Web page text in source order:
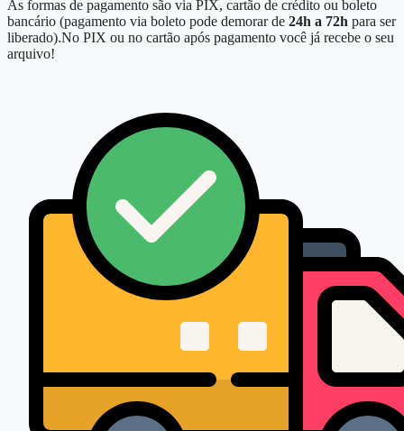
As formas de pagamento são via PIX, cartão de crédito ou boleto
bancário (pagamento via boleto pode demorar de 24h a 72h para ser
liberado).No PIX ou no cartão após pagamento você já recebe o seu
arquivo!